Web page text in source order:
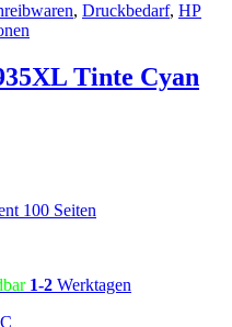
, Druckbedarf, HP
Tinte Cyan
100 Seiten
1-2 Werktagen